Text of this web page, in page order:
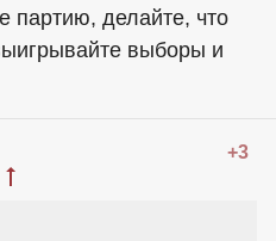
партию, делайте, что
выборы и
+3